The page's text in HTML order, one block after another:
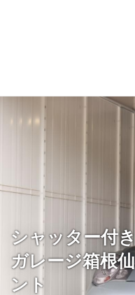
シャッター付
ガレージ箱根
ント